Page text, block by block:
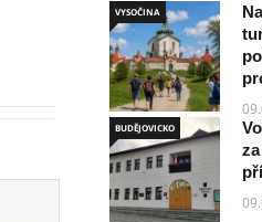
09.08.2026
VYSOČINA
BUDĚJOVICKO